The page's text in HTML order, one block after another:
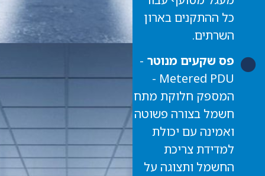
כל ההתקנים בארון
השרתים.
פס שקעים מנוטר -
Metered PDU -
המספק חלוקת מתח
חשמל בצורה פשוטה
ואמינה עם יכולת
למדידת צריכת
החשמל ותצוגה על